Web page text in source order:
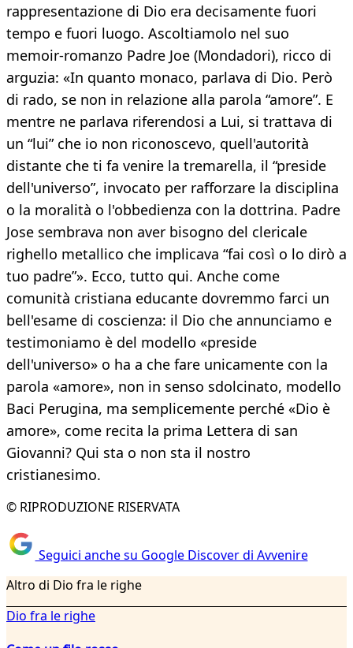
rappresentazione di Dio era decisamente fuori
tempo e fuori luogo. Ascoltiamolo nel suo
memoir-romanzo Padre Joe (Mondadori), ricco di
arguzia: «In quanto monaco, parlava di Dio. Però
di rado, se non in relazione alla parola “amore”. E
mentre ne parlava riferendosi a Lui, si trattava di
un “lui” che io non riconoscevo, quell'autorità
distante che ti fa venire la tremarella, il “preside
dell'universo”, invocato per rafforzare la disciplina
o la moralità o l'obbedienza con la dottrina. Padre
Jose sembrava non aver bisogno del clericale
righello metallico che implicava “fai così o lo dirò a
tuo padre”». Ecco, tutto qui. Anche come
comunità cristiana educante dovremmo farci un
bell'esame di coscienza: il Dio che annunciamo e
testimoniamo è del modello «preside
dell'universo» o ha a che fare unicamente con la
parola «amore», non in senso sdolcinato, modello
Baci Perugina, ma semplicemente perché «Dio è
amore», come recita la prima Lettera di san
Giovanni? Qui sta o non sta il nostro
cristianesimo.
© RIPRODUZIONE RISERVATA
Seguici anche su Google Discover di Avvenire
Altro di Dio fra le righe
Dio fra le righe